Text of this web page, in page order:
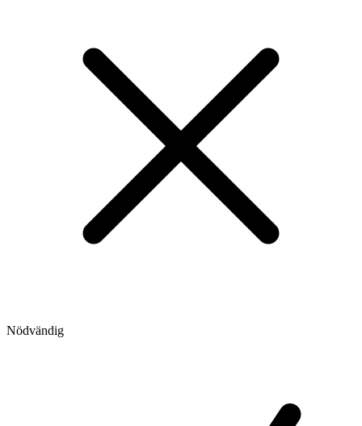
Nödvändig